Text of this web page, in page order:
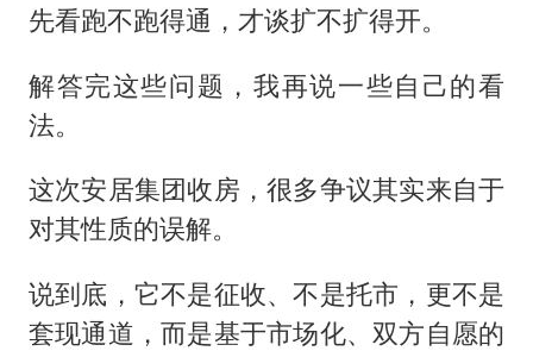
先看跑不跑得通，才谈扩不扩得开。
解答完这些问题，我再说一些自己的看
法。
这次安居集团收房，很多争议其实来自于
对其性质的误解。
说到底，它不是征收、不是托市，更不是
套现通道，而是基于市场化、双方自愿的